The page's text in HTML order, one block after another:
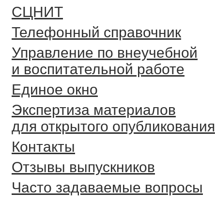
СЦНИТ
Телефонный справочник
Управление по внеучебной
и воспитательной работе
Единое окно
Экспертиза материалов
для открытого опубликования
Контакты
Отзывы выпускников
Часто задаваемые вопросы